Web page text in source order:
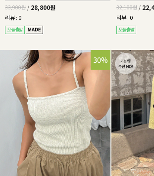
33,900원 / 28,800원
리뷰 : 0
32,100원 /
리뷰 : 0
30%